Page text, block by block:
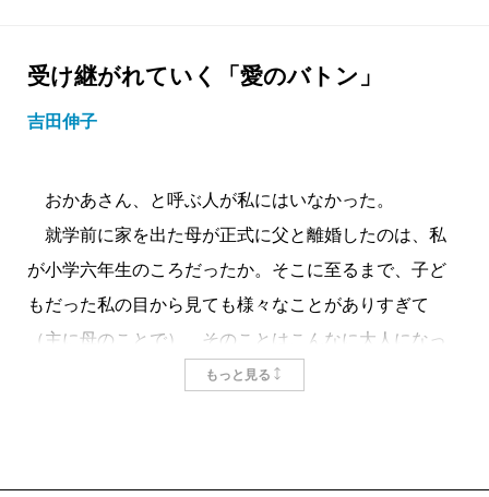
しれません。
気。祖母は八十五歳なのでそれなりに老いてはきてい
すし、母もまだバリバリ仕事をしています。なので、
悲しい涙ではありません。
吉川さんが漫画の中で描かれているように、私も、
子供を育てるようになって、驚くようなことがたくさ
んありました。例えば子守歌。〈子どもを産んでみた
ら自分が歌えるんで驚いた〉というのはまさにそう。
受け継がれていく「愛のバトン」
吉田伸子
おかあさん、と呼ぶ人が私にはいなかった。
就学前に家を出た母が正式に父と離婚したのは、私
が小学六年生のころだったか。そこに至るまで、子ど
もだった私の目から見ても様々なことがありすぎて
（主に母のことで）、そのことはこんなに大人になっ
た今でも、私の中で消化できていないし、きっと消化
もっと見る